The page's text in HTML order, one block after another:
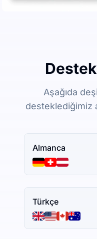
Aşağıda
desteklediğimiz
Almanca
Türkçe